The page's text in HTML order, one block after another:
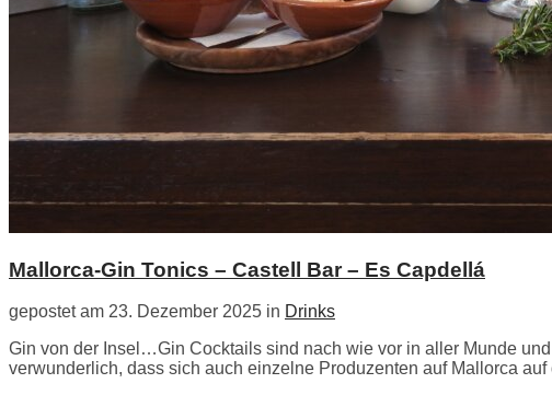
Mallorca-Gin Tonics – Castell Bar – Es Capdellá
gepostet am 23. Dezember 2025 in Drinks
Gin von der Insel…Gin Cocktails sind nach wie vor in aller Munde
verwunderlich, dass sich auch einzelne Produzenten auf Mallorca